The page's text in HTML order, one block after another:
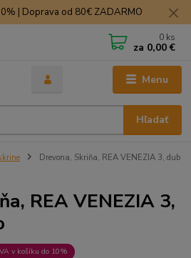
| Doprava od 80€ ZADARMO
Menu
Hľadať
0 ks
za 0,00 €
Drevona, Skriňa, REA VENEZIA 3, dub
REA VENEZIA 3,
v košíku do 10%